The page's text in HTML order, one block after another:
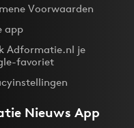
Voorwaarden
app
Adformatie.nl je
favoriet
Nieuws App